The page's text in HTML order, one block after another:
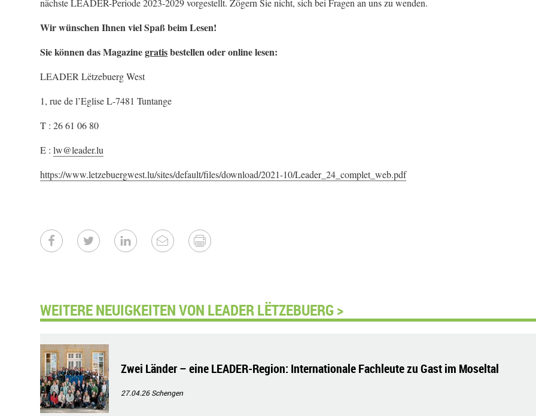
nächste LEADER-Periode 2023-2029 vorgestellt. Zögern Sie nicht, sich bei Fragen an uns zu wenden.
Wir wünschen Ihnen viel Spaß beim Lesen!
Sie können das Magazinegratisbestellen oder online lesen:
LEADER Lëtzebuerg West
1, rue de l’Eglise L-7481 Tuntange
T : 26 61 06 80
E : lw@leader.lu
https://www.letzebuergwest.lu/sites/default/files/download/2021-10/Leader_24_complet_web.pdf
WEITERE NEUIGKEITEN VON LEADER LËTZEBUERG >
Zwei Länder – eine LEADER-Region: Internationale Fachleute zu Gast im Moseltal
27.04.26Schengen